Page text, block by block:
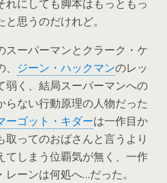
にしても脚本はもっともっ
思うのだけれど。
スーパーマンとクラーク・ケ
ジーン・ハックマンのレッ
弱く、結局スーパーマンへの
ない行動原理の人物だった
ーゴット・キダーは一作目か
ってのおばさんと言うより
てしまう位覇気が無く、一作
ーンは何処へ…だった。